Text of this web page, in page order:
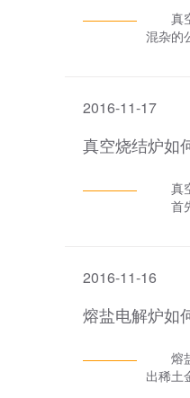
http://
真空
混杂的
解设
操作，
2016-11-17
真空烧结炉如
真空
首先
空。
2016-11-16
熔盐电解炉如
熔盐
出稀土